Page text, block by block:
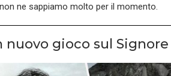
ne sappiamo molto per il momento.
gioco sul